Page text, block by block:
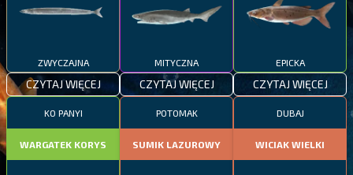
ZWYCZAJNA
CZYTAJ WIĘCEJ
MITYCZNA
CZYTAJ WIĘCEJ
EPICKA
CZYTAJ WIĘCEJ
KO PANYI
WARGATEK KORYS
POTOMAK
SUMIK LAZUROWY
DUBAJ
WICIAK WIELKI